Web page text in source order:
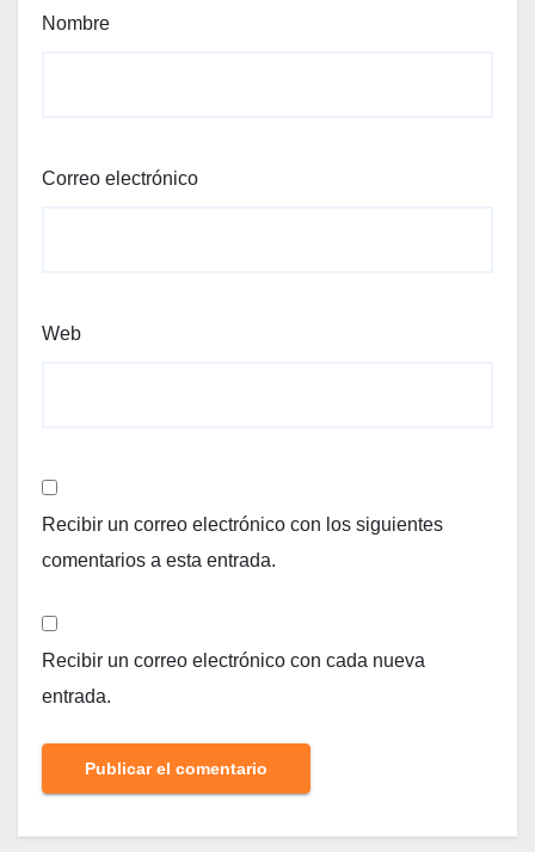
Nombre
Correo electrónico
Web
Recibir un correo electrónico con los siguientes
comentarios a esta entrada.
Recibir un correo electrónico con cada nueva
entrada.